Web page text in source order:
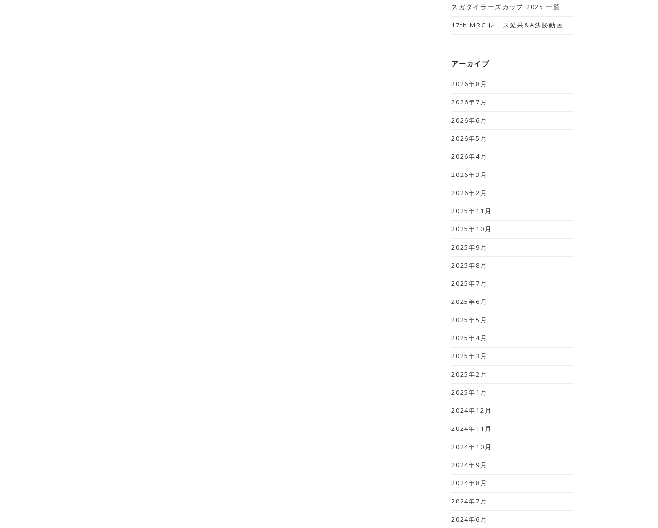
スガダイラーズカップ 2026 一覧
17th MRC レース結果&A決勝動画
アーカイブ
2026年8月
2026年7月
2026年6月
2026年5月
2026年4月
2026年3月
2026年2月
2025年11月
2025年10月
2025年9月
2025年8月
2025年7月
2025年6月
2025年5月
2025年4月
2025年3月
2025年2月
2025年1月
2024年12月
2024年11月
2024年10月
2024年9月
2024年8月
2024年7月
2024年6月